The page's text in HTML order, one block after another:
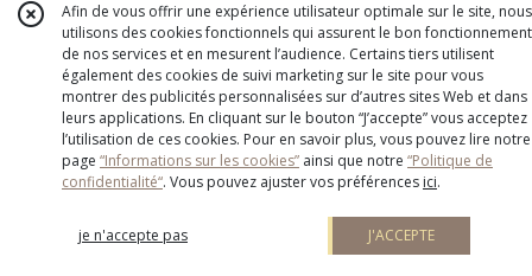
Afin de vous offrir une expérience utilisateur optimale sur le site, nous
utilisons des cookies fonctionnels qui assurent le bon fonctionnement
de nos services et en mesurent l’audience. Certains tiers utilisent
également des cookies de suivi marketing sur le site pour vous
montrer des publicités personnalisées sur d’autres sites Web et dans
leurs applications. En cliquant sur le bouton “J’accepte” vous acceptez
l’utilisation de ces cookies. Pour en savoir plus, vous pouvez lire notre
page “Informations sur les cookies” ainsi que notre “Politique de
confidentialité“. Vous pouvez ajuster vos préférences ici.
je n'accepte pas J'ACCEPTE